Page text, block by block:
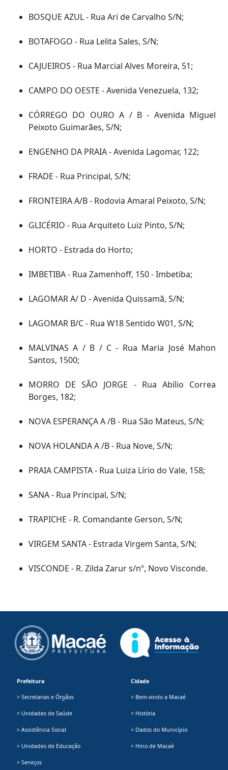
BOSQUE AZUL - Rua Ari de Carvalho S/N;
BOTAFOGO - Rua Lelita Sales, S/N;
CAJUEIROS - Rua Marcial Alves Moreira, 51;
CAMPO DO OESTE - Avenida Venezuela, 132;
CÓRREGO DO OURO A / B - Avenida Miguel
Peixoto Guimarães, S/N;
ENGENHO DA PRAIA - Avenida Lagomar, 122;
FRADE - Rua Principal, S/N;
FRONTEIRA A/B - Rodovia Amaral Peixoto, S/N;
GLICÉRIO - Rua Arquiteto Luiz Pinto, S/N;
HORTO - Estrada do Horto;
IMBETIBA - Rua Zamenhoff, 150 - Imbetiba;
LAGOMAR A/ D - Avenida Quissamã, S/N;
LAGOMAR B/C - Rua W18 Sentido W01, S/N;
MALVINAS A / B / C - Rua Maria José Mahon
Santos, 1500;
MORRO DE SÃO JORGE - Rua Abílio Correa
Borges, 182;
NOVA ESPERANÇA A /B - Rua São Mateus, S/N;
NOVA HOLANDA A /B - Rua Nove, S/N;
PRAIA CAMPISTA - Rua Luiza Lírio do Vale, 158;
SANA - Rua Principal, S/N;
TRAPICHE - R. Comandante Gerson, S/N;
VIRGEM SANTA - Estrada Virgem Santa, S/N;
VISCONDE - R. Zilda Zarur s/nº, Novo Visconde.
Prefeitura
> Secretarias e Órgãos
> Unidades de Saúde
> Assistência Social
> Unidades de Educação
> Serviços
Cidade
> Bem-vindo a Macaé
> História
> Dados do Município
> Hino de Macaé